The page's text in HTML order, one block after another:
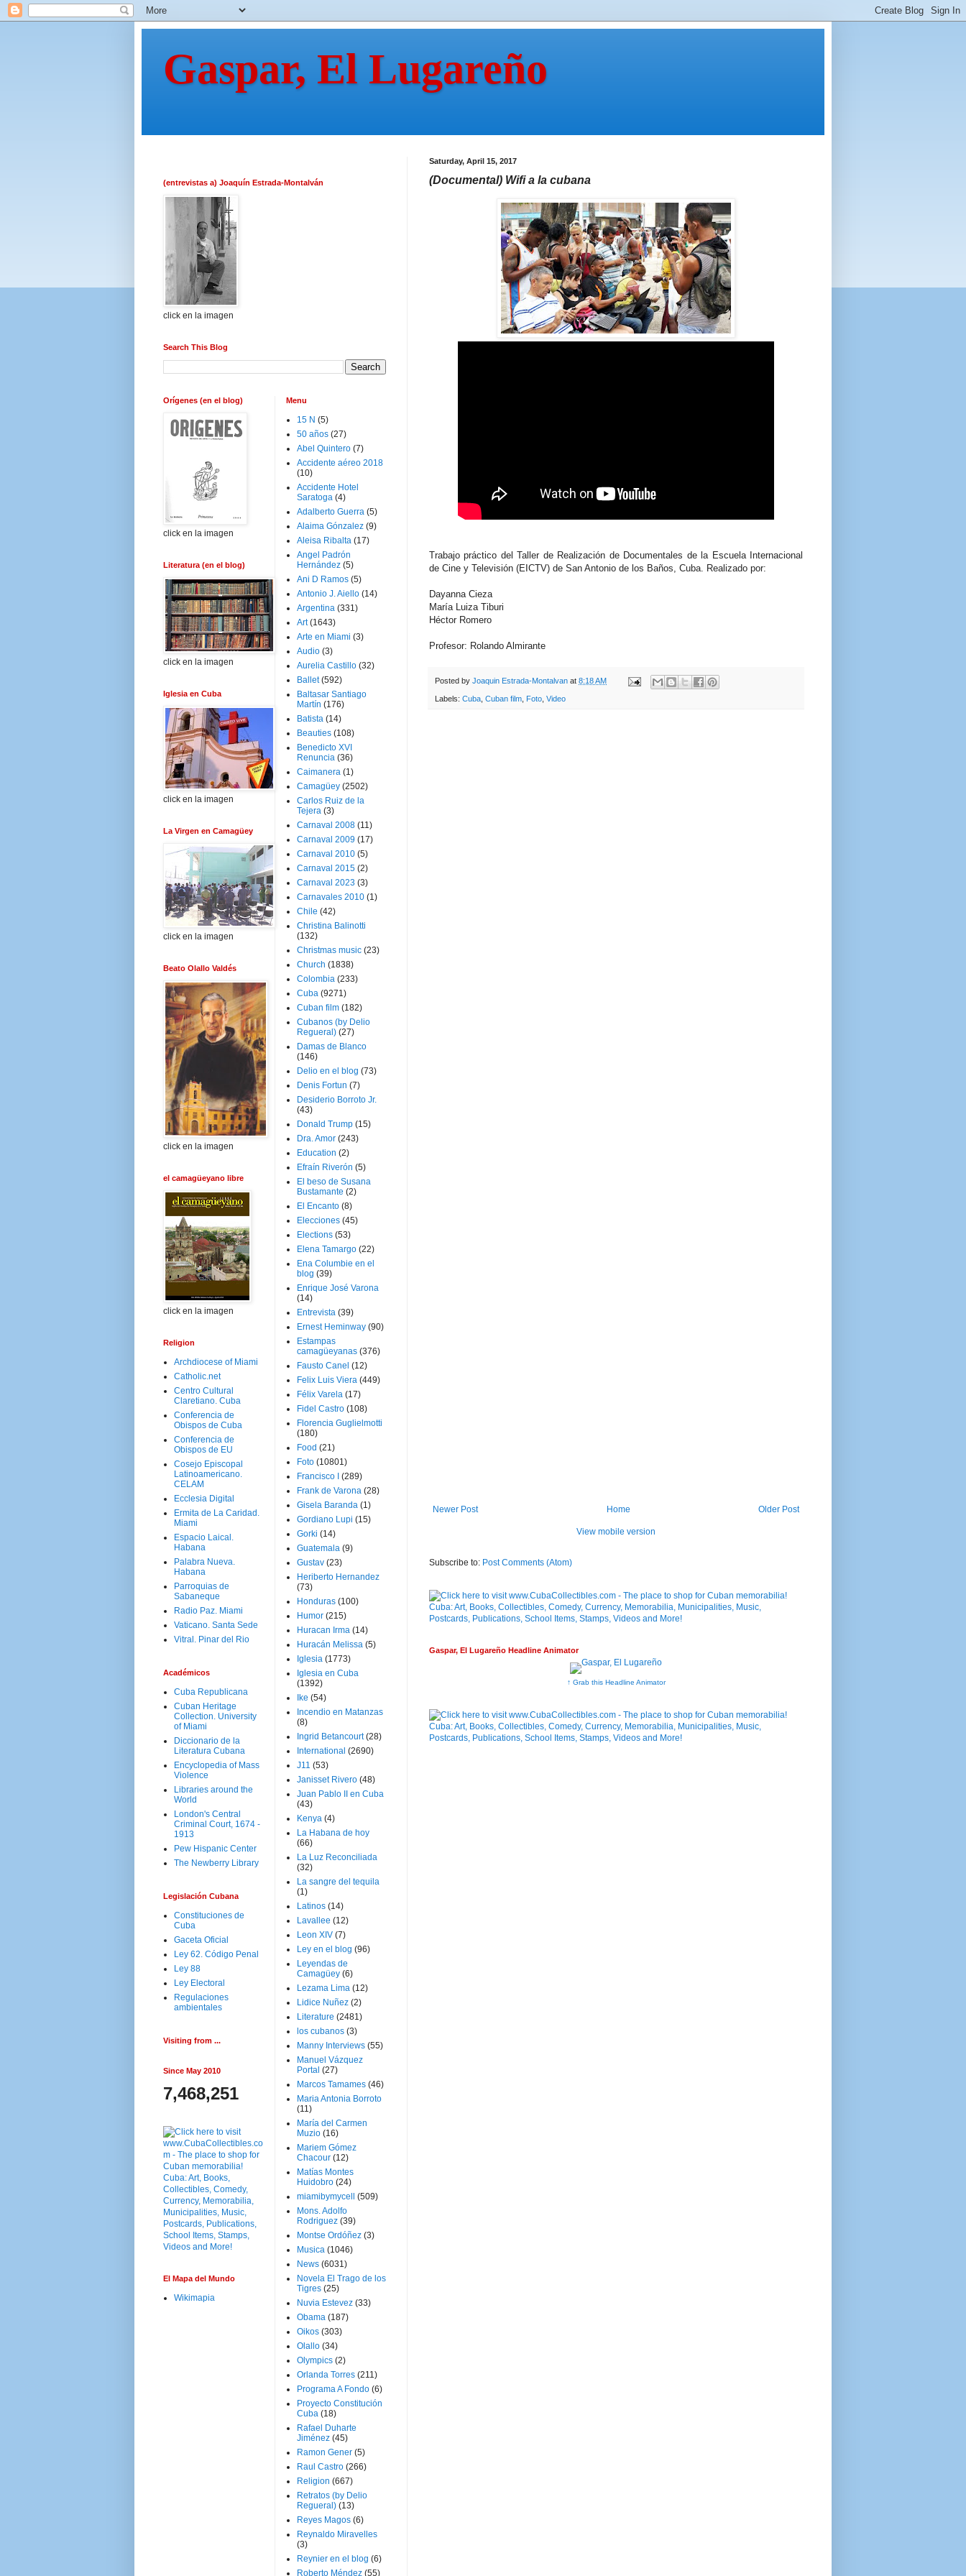
Gaspar, El Lugareño
Saturday, April 15, 2017
(Documental) Wifi a la cubana
Trabajo práctico del Taller de Realización de Documentales de la Escuela Internacional
de Cine y Televisión (EICTV) de San Antonio de los Baños, Cuba. Realizado por:
Dayanna Cieza
María Luiza Tiburi
Héctor Romero
Profesor: Rolando Almirante
Posted by Joaquin Estrada-Montalvan at 8:18 AM
Labels: Cuba Cuban film Foto Video
Newer Post Older Post
Home
View mobile version
Subscribe to: Post Comments (Atom)
Gaspar, El Lugareño Headline Animator
↑ Grab this Headline Animator
(entrevistas a) Joaquín Estrada-Montalván
click en la imagen
Search This Blog
Orígenes (en el blog)
click en la imagen
Literatura (en el blog)
click en la imagen
Iglesia en Cuba
click en la imagen
La Virgen en Camagüey
click en la imagen
Beato Olallo Valdés
click en la imagen
el camagüeyano libre
click en la imagen
Religion
Archdiocese of Miami
Catholic.net
Centro Cultural
Claretiano. Cuba
Conferencia de
Obispos de Cuba
Conferencia de
Obispos de EU
Cosejo Episcopal
Latinoamericano.
CELAM
Ecclesia Digital
Ermita de La Caridad.
Miami
Espacio Laical.
Habana
Palabra Nueva.
Habana
Parroquias de
Sabaneque
Radio Paz. Miami
Vaticano. Santa Sede
Vitral. Pinar del Rio
Académicos
Cuba Republicana
Cuban Heritage
Collection. University
of Miami
Diccionario de la
Literatura Cubana
Encyclopedia of Mass
Violence
Libraries around the
World
London's Central
Criminal Court, 1674 -
1913
Pew Hispanic Center
The Newberry Library
Legislación Cubana
Constituciones de
Cuba
Gaceta Oficial
Ley 62. Código Penal
Ley 88
Ley Electoral
Regulaciones
ambientales
Visiting from ...
Since May 2010
7,468,251
El Mapa del Mundo
Wikimapia
Menu
15 N (5)
50 años (27)
Abel Quintero (7)
Accidente aéreo 2018
(10)
Accidente Hotel
Saratoga (4)
Adalberto Guerra (5)
Alaima Gónzalez (9)
Aleisa Ribalta (17)
Angel Padrón
Hernández (5)
Ani D Ramos (5)
Antonio J. Aiello (14)
Argentina (331)
Art (1643)
Arte en Miami (3)
Audio (3)
Aurelia Castillo (32)
Ballet (592)
Baltasar Santiago
Martín (176)
Batista (14)
Beauties (108)
Benedicto XVI
Renuncia (36)
Caimanera (1)
Camagüey (2502)
Carlos Ruiz de la
Tejera (3)
Carnaval 2008 (11)
Carnaval 2009 (17)
Carnaval 2010 (5)
Carnaval 2015 (2)
Carnaval 2023 (3)
Carnavales 2010 (1)
Chile (42)
Christina Balinotti
(132)
Christmas music (23)
Church (1838)
Colombia (233)
Cuba (9271)
Cuban film (182)
Cubanos (by Delio
Regueral) (27)
Damas de Blanco
(146)
Delio en el blog (73)
Denis Fortun (7)
Desiderio Borroto Jr.
(43)
Donald Trump (15)
Dra. Amor (243)
Education (2)
Efraín Riverón (5)
El beso de Susana
Bustamante (2)
El Encanto (8)
Elecciones (45)
Elections (53)
Elena Tamargo (22)
Ena Columbie en el
blog (39)
Enrique José Varona
(14)
Entrevista (39)
Ernest Heminway (90)
Estampas
camagüeyanas (376)
Fausto Canel (12)
Felix Luis Viera (449)
Félix Varela (17)
Fidel Castro (108)
Florencia Guglielmotti
(180)
Food (21)
Foto (10801)
Francisco I
(289)
Frank de Varona (28)
Gisela Baranda (1)
Gordiano Lupi (15)
Gorki (14)
Guatemala (9)
Gustav (23)
Heriberto Hernandez
(73)
Honduras (100)
Humor (215)
Huracan Irma (14)
Huracán Melissa (5)
Iglesia (1773)
Iglesia en Cuba
(1392)
Ike (54)
Incendio en Matanzas
(8)
Ingrid Betancourt (28)
International (2690)
J11 (53)
Janisset Rivero (48)
Juan Pablo II en Cuba
(43)
Kenya (4)
La Habana de hoy
(66)
La Luz Reconciliada
(32)
La sangre del tequila
(1)
Latinos (14)
Lavallee (12)
Leon XIV (7)
Ley en el blog (96)
Leyendas de
Camagüey (6)
Lezama Lima (12)
Lidice Nuñez (2)
Literature (2481)
los cubanos (3)
Manny Interviews (55)
Manuel Vázquez
Portal (27)
Marcos Tamames (46)
Maria Antonia Borroto
(11)
María del Carmen
Muzio (16)
Mariem Gómez
Chacour (12)
Matías Montes
Huidobro (24)
miamibymycell
(509)
Mons. Adolfo
Rodriguez (39)
Montse Ordóñez (3)
Musica (1046)
News (6031)
Novela El Trago de los
Tigres (25)
Nuvia Estevez (33)
Obama (187)
Oikos (303)
Olallo (34)
Olympics (2)
Orlanda Torres (211)
Programa A Fondo (6)
Proyecto Constitución
Cuba (18)
Rafael Duharte
Jiménez (45)
Ramon Gener (5)
Raul Castro (266)
Religion (667)
Retratos (by Delio
Regueral) (13)
Reyes Magos (6)
Reynaldo Miravelles
(3)
Reynier en el blog (6)
Roberto Méndez (55)